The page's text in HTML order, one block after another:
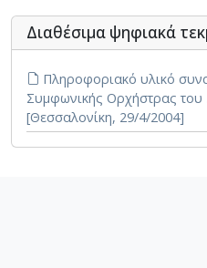
Διαθέσιμα ψηφιακά
Πληροφοριακό υλικό
Συμφωνικής Ορχήστρας
[Θεσσαλονίκη, 29/4/2004]